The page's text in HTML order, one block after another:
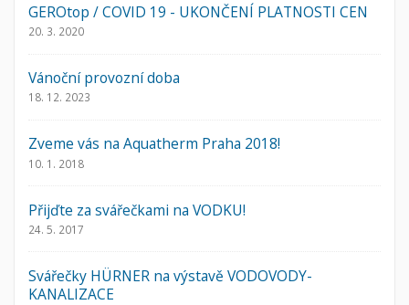
GEROtop / COVID 19 - UKONČENÍ PLATNOSTI CEN
20. 3. 2020
Vánoční provozní doba
18. 12. 2023
Zveme vás na Aquatherm Praha 2018!
10. 1. 2018
Přijďte za svářečkami na VODKU!
24. 5. 2017
Svářečky HÜRNER na výstavě VODOVODY-
KANALIZACE